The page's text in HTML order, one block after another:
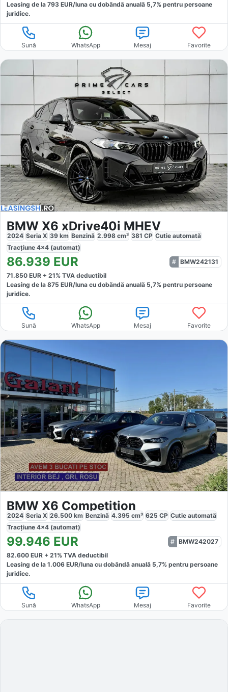
Leasing de la 793 EUR/luna cu dobăndă anuală 5,7% pentru persoane
juridice.
Sună WhatsApp Mesaj Favorite
BMW X6 xDrive40i MHEV
2024 Seria X 39 km Benzină 2.998 cm³ 381 CP Cutie automată
Tracțiune 4x4 (automat)
86.939 EUR
BMW242131
71.850 EUR + 21% TVA deductibil
Leasing de la 875 EUR/luna cu dobăndă anuală 5,7% pentru persoane
juridice.
Sună WhatsApp Mesaj Favorite
BMW X6 Competition
2024 Seria X 26.500 km Benzină 4.395 cm³ 625 CP Cutie automată
Tracțiune 4x4 (automat)
99.946 EUR
BMW242027
82.600 EUR + 21% TVA deductibil
Leasing de la 1.006 EUR/luna cu dobăndă anuală 5,7% pentru persoane
juridice.
Sună WhatsApp Mesaj Favorite